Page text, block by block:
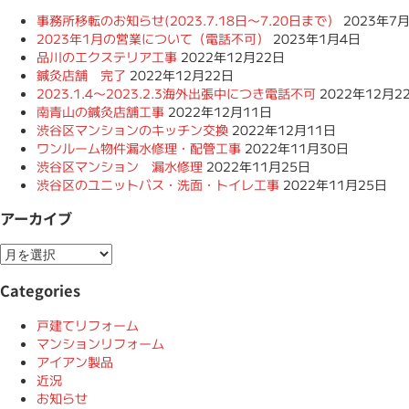
事務所移転のお知らせ(2023.7.18日〜7.20日まで）
2023年7
2023年1月の営業について（電話不可）
2023年1月4日
品川のエクステリア工事 2022年12月22日
鍼灸店舗 完了 2022年12月22日
2023.1.4〜2023.2.3海外出張中につき電話不可 2022年12月
南青山の鍼灸店舗工事 2022年12月11日
渋谷区マンションのキッチン交換 2022年12月11日
ワンルーム物件漏水修理・配管工事 2022年11月30日
渋谷区マンション 漏水修理 2022年11月25日
渋谷区のユニットバス・洗面・トイレ工事 2022年11月25日
アーカイブ
ア
ー
カ
Categories
戸建てリフォーム
マンションリフォーム
アイアン製品
近況
お知らせ